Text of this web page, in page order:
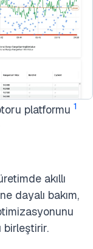
platformu 1
akıllı
dayalı bakım,
birleştirir.